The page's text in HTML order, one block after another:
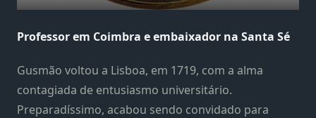
Professor em Coimbra e embaixador na Santa Sé
Gusmão voltou a Lisboa, em 1719, com a alma
contagiada de entusiasmo universitário.
Preparadíssimo, acabou sendo convidado para